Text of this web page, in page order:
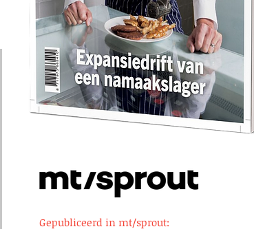
Gepubliceerd in mt/sprout: